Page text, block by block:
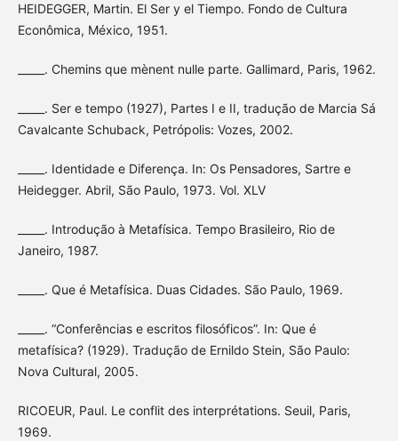
HEIDEGGER, Martin. El Ser y el Tiempo. Fondo de Cultura
Econômica, México, 1951.
_____. Chemins que mènent nulle parte. Gallimard, Paris, 1962.
_____. Ser e tempo (1927), Partes I e II, tradução de Marcia Sá
Cavalcante Schuback, Petrópolis: Vozes, 2002.
_____. Identidade e Diferença. In: Os Pensadores, Sartre e
Heidegger. Abril, São Paulo, 1973. Vol. XLV
_____. Introdução à Metafísica. Tempo Brasileiro, Rio de
Janeiro, 1987.
_____. Que é Metafísica. Duas Cidades. São Paulo, 1969.
_____. “Conferências e escritos filosóficos”. In: Que é
metafísica? (1929). Tradução de Ernildo Stein, São Paulo:
Nova Cultural, 2005.
RICOEUR, Paul. Le conflit des interprétations. Seuil, Paris,
1969.